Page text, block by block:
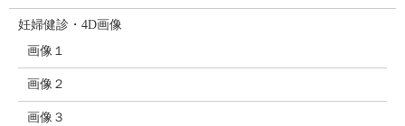
妊婦健診・4D画像
画像１
画像２
画像３